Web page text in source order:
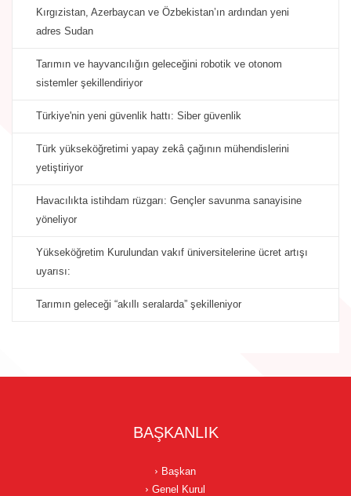
Kırgızistan, Azerbaycan ve Özbekistan’ın ardından yeni
adres Sudan
Tarımın ve hayvancılığın geleceğini robotik ve otonom
sistemler şekillendiriyor
Türkiye'nin yeni güvenlik hattı: Siber güvenlik
Türk yükseköğretimi yapay zekâ çağının mühendislerini
yetiştiriyor
Havacılıkta istihdam rüzgarı: Gençler savunma sanayisine
yöneliyor
Yükseköğretim Kurulundan vakıf üniversitelerine ücret artışı
uyarısı:
Tarımın geleceği “akıllı seralarda” şekilleniyor
BAŞKANLIK
Başkan
Genel Kurul